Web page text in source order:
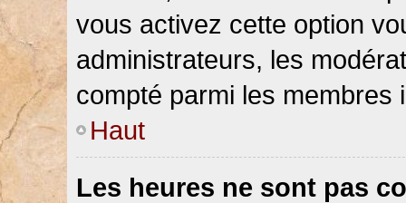
vous activez cette option
administrateurs, les
compté parmi les membres
Haut
Les heures ne sont pas